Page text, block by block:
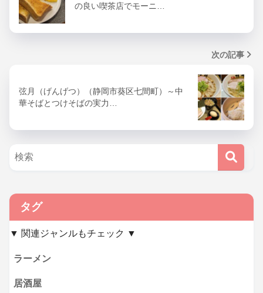
の良い喫茶店でモーニ…
次の記事
弦月（げんげつ）（静岡市葵区七間町）～中
華そばとつけそばの実力…
タグ
▼ 関連ジャンルもチェック ▼
ラーメン
居酒屋